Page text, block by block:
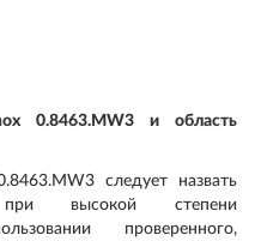
0.8463.MW3 и область
следует назвать
при высокой степени
проверенного,